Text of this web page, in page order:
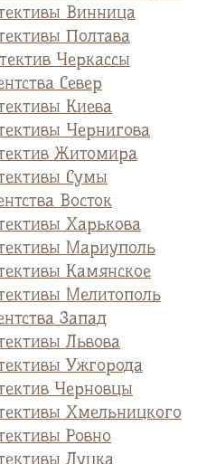
Винница
Полтава
Черкассы
Север
Киева
Чернигова
Житомира
Сумы
Восток
Харькова
Мариуполь
Камянское
Мелитополь
Запад
Львова
Ужгорода
Черновцы
Хмельницкого
Ровно
Луцка